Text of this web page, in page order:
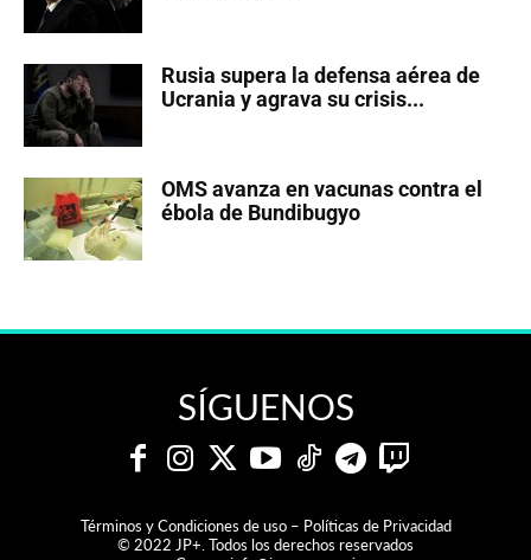
Rusia supera la defensa aérea de
Ucrania y agrava su crisis...
OMS avanza en vacunas contra el
ébola de Bundibugyo
SÍGUENOS
Términos y Condiciones de uso – Políticas de Privacidad
© 2022 JP+. Todos los derechos reservados